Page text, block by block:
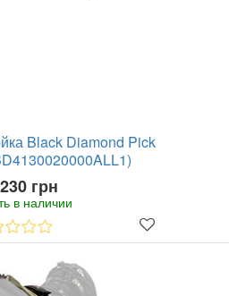
Black Diamond Pick
230 грн
в наличии